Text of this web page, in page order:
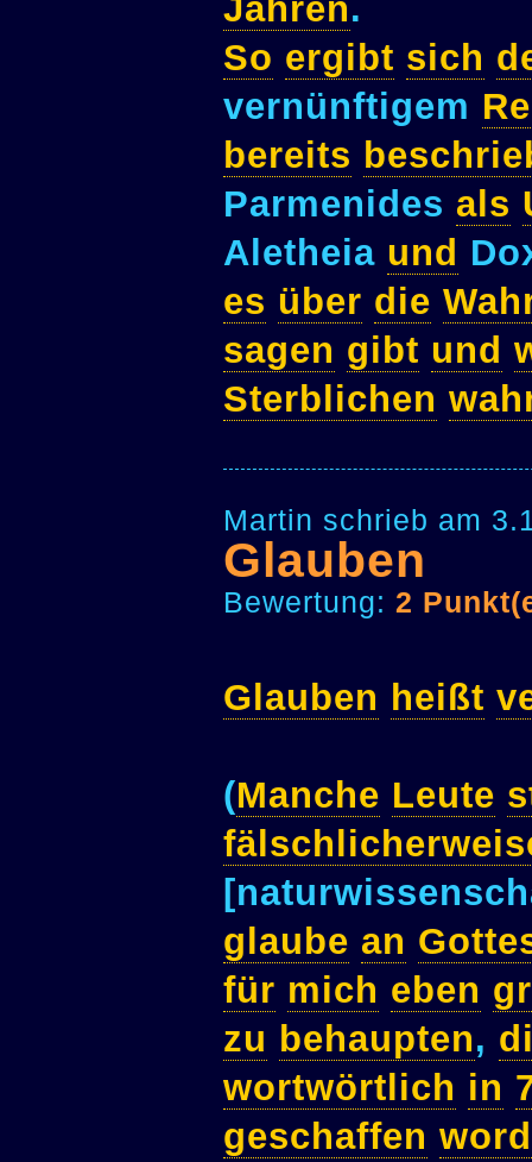
Jahren.
So ergibt sich
vernünftigem
bereits
Parmenides als
Aletheia und
es über die
sagen gibt und
Sterblichen
Martin schrieb am
Glauben
Bewertung: 2
Glauben heißt
(Manche Leute
glaube an
für mich eben
zu behaupten,
wortwörtlich in
geschaffen